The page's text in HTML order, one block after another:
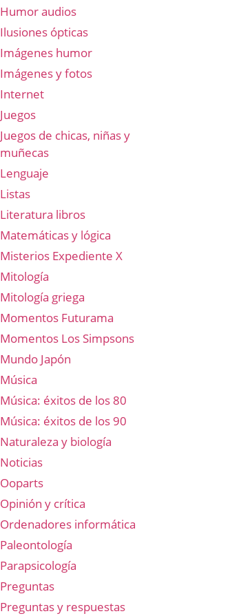
Humor audios
Ilusiones ópticas
Imágenes humor
Imágenes y fotos
Internet
Juegos
Juegos de chicas, niñas y
muñecas
Lenguaje
Listas
Literatura libros
Matemáticas y lógica
Misterios Expediente X
Mitología
Mitología griega
Momentos Futurama
Momentos Los Simpsons
Mundo Japón
Música
Música: éxitos de los 80
Música: éxitos de los 90
Naturaleza y biología
Noticias
Ooparts
Opinión y crítica
Ordenadores informática
Paleontología
Parapsicología
Preguntas
Preguntas y respuestas